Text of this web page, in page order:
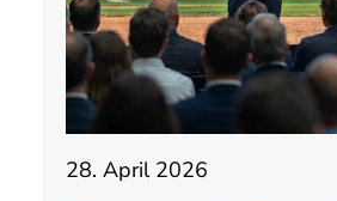
28. April 2026